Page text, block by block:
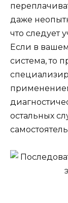
даже
что следует
Если в вашем
система, то
остальных